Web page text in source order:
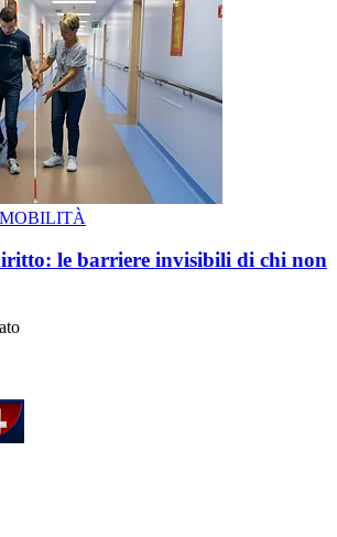
le barriere invisibili di chi non